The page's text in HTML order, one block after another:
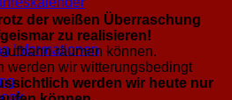
Informationen
der weißen Überraschung
zu realisieren!
räumen können.
werden wir witterungsbedingt
werden wir heute nur